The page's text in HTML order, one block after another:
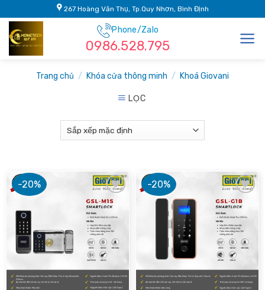
to
content
267 Hoàng Văn Thụ, Tp.Quy Nhơn, Bình Định
Phone/Zalo
0986.528.795
Trang chủ / Khóa cửa thông minh / Khoá Giovani
LỌC
-20%
Add to
wishlist
-20%
Add to
wishlist